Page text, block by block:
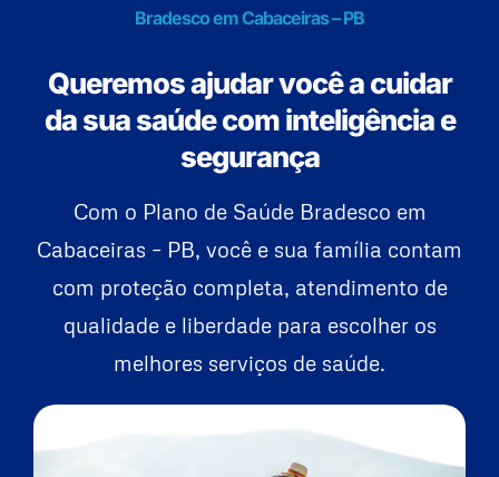
Bradesco em Cabaceiras – PB
Queremos ajudar você a cuidar
da sua saúde com inteligência e
segurança
Com o Plano de Saúde Bradesco em
Cabaceiras – PB, você e sua família contam
com proteção completa, atendimento de
qualidade e liberdade para escolher os
melhores serviços de saúde.